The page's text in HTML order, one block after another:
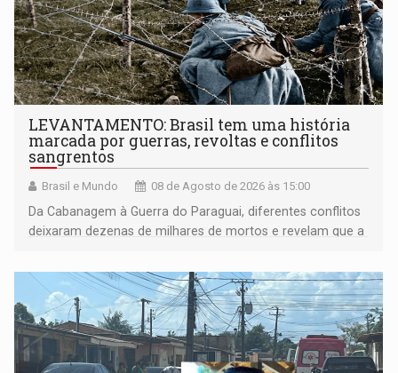
LEVANTAMENTO: Brasil tem uma história
marcada por guerras, revoltas e conflitos
sangrentos
Brasil e Mundo 08 de Agosto de 2026 às 15:00
Da Cabanagem à Guerra do Paraguai, diferentes conflitos
deixaram dezenas de milhares de mortos e revelam que a
territoriais e sociais